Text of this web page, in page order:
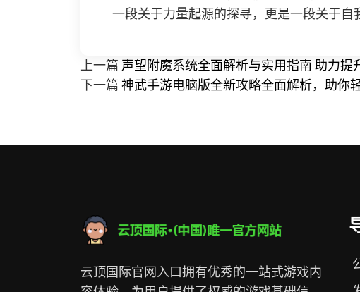
一段关于力量起源的探寻，更是一段关于自
上一篇 声望附魔系统全面解析与实用指南 助力提
下一篇 神武手游电脑版全新攻略全面解析，助你
云顶国际官网入口拥有优秀的一站式游戏内